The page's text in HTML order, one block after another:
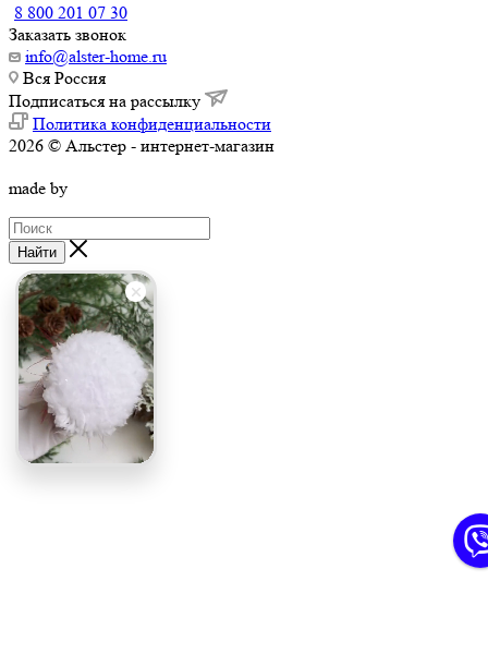
8 800 201 07 30
Заказать звонок
info@alster-home.ru
Вся Россия
Подписаться на рассылку
Политика конфиденциальности
2026 © Альстер - интернет-магазин
made by
Найти